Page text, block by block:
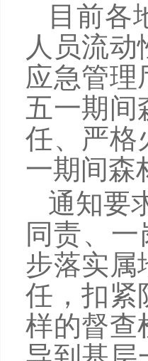
目前各
人员流
应急管理
五一期间
任、严格
一期间森
通知要
同责、
步落实属
任，扣紧
样的督查